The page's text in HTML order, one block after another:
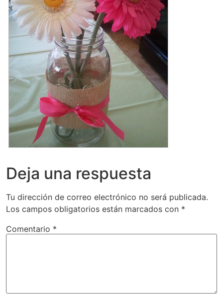
Deja una respuesta
Tu dirección de correo electrónico no será publicada.
Los campos obligatorios están marcados con *
Comentario *